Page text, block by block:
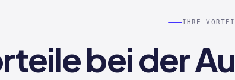
IHRE
bei der